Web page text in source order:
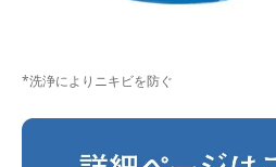
*洗浄によりニキビを防ぐ